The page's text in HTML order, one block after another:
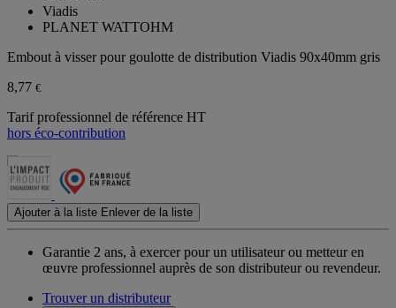
Viadis
PLANET WATTOHM
Embout à visser pour goulotte de distribution Viadis 90x40mm gris
8,77 €
Tarif professionnel de référence HT
hors éco-contribution
Ajouter à la liste Enlever de la liste
Garantie 2 ans, à exercer pour un utilisateur ou metteur en
œuvre professionnel auprès de son distributeur ou revendeur.
Trouver un distributeur